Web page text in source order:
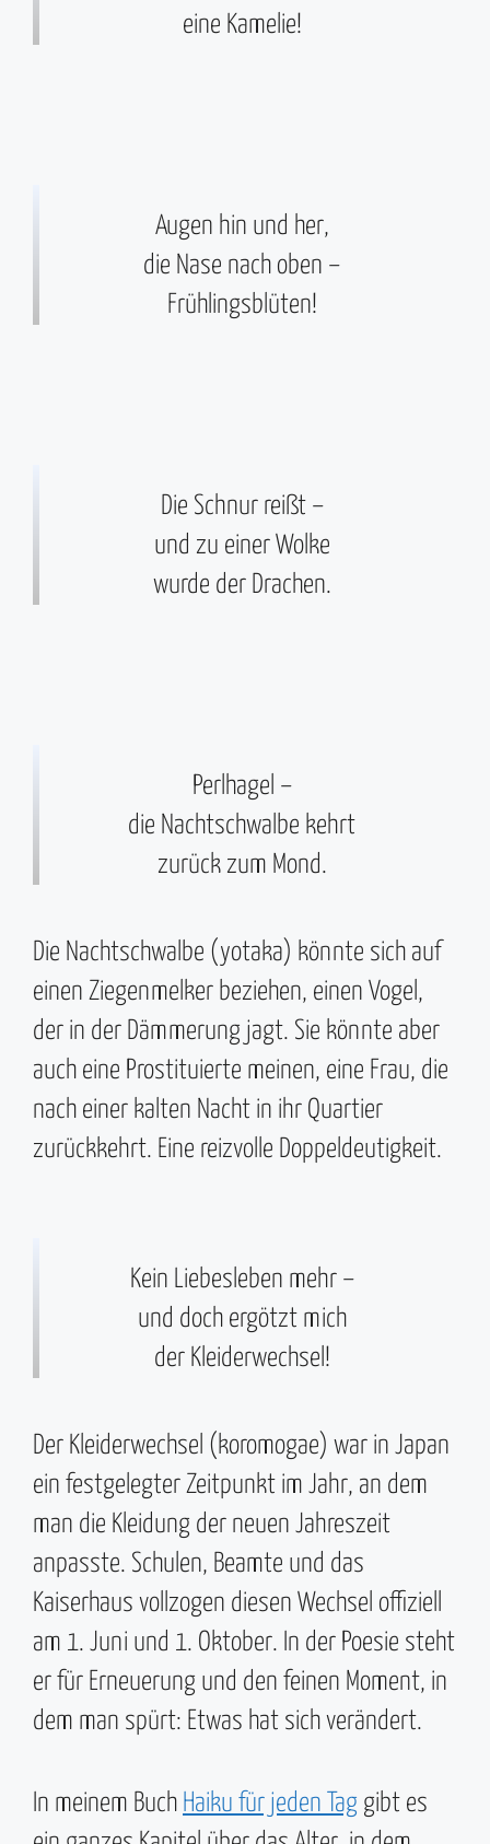
eine Kamelie!
Augen hin und her,
die Nase nach oben –
Frühlingsblüten!
Die Schnur reißt –
und zu einer Wolke
wurde der Drachen.
Perlhagel –
die Nachtschwalbe kehrt
zurück zum Mond.
Die Nachtschwalbe (yotaka) könnte sich auf
einen Ziegenmelker beziehen, einen Vogel,
der in der Dämmerung jagt. Sie könnte aber
auch eine Prostituierte meinen, eine Frau, die
nach einer kalten Nacht in ihr Quartier
zurückkehrt. Eine reizvolle Doppeldeutigkeit.
Kein Liebesleben mehr –
und doch ergötzt mich
der Kleiderwechsel!
Der Kleiderwechsel (koromogae) war in Japan
ein festgelegter Zeitpunkt im Jahr, an dem
man die Kleidung der neuen Jahreszeit
anpasste. Schulen, Beamte und das
Kaiserhaus vollzogen diesen Wechsel offiziell
am 1. Juni und 1. Oktober. In der Poesie steht
er für Erneuerung und den feinen Moment, in
dem man spürt: Etwas hat sich verändert.
In meinem Buch Haiku für jeden Tag gibt es